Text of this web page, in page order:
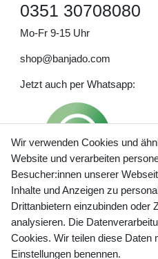
0351 30708080
Mo-Fr 9-15 Uhr
shop@banjado.com
Jetzt auch per Whatsapp:
Preisangaben inkl. gesetzl.
Versandkosten
Wir verwenden Cookies und
Website und verarbeiten
Besucher:innen unserer
Inhalte und Anzeigen zu
Drittanbietern einzubinden oder
analysieren. Die
Cookies. Wir teilen diese Daten
Einstellungen benennen.